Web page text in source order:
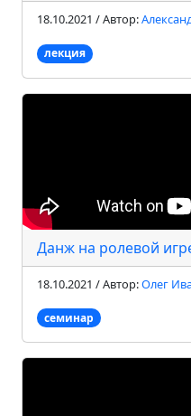
18.10.2021 / Автор:
лекция
Данж на ролевой
18.10.2021 / Автор:Олег
семинар